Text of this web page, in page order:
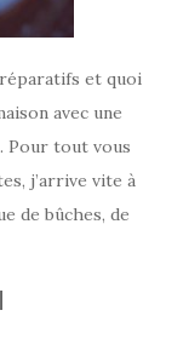
et quoi
avec une
Pour tout vous
j’arrive vite à
de bûches, de